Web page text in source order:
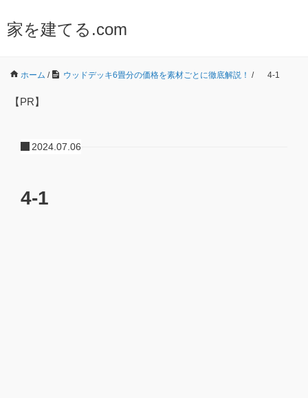
家を建てる.com
ホーム / ウッドデッキ6畳分の価格を素材ごとに徹底解説！ / 4-1
【PR】
2024.07.06
4-1